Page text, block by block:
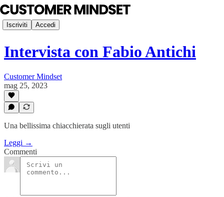
Iscriviti Accedi
Intervista con Fabio Antichi
Customer Mindset
mag 25, 2023
Una bellissima chiacchierata sugli utenti
Leggi →
Commenti